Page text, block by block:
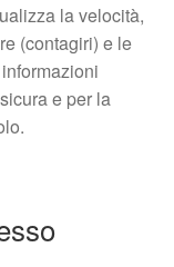
la velocità,
(contagiri) e le
e per la